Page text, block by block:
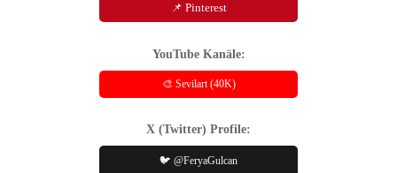
📌 Pinterest
YouTube Kanäle:
🎨 Sevilart (40K)
X (Twitter) Profile:
🐦 @FeryaGulcan